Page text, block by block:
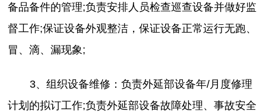
备品备件的管理;负责安排人员检查巡查设备并做好监
督工作;保证设备外观整洁，保证设备正常运行无跑、
冒、滴、漏现象;
3、组织设备维修：负责外延部设备年/月度修理
计划的拟订工作;负责外延部设备故障处理、事故安全